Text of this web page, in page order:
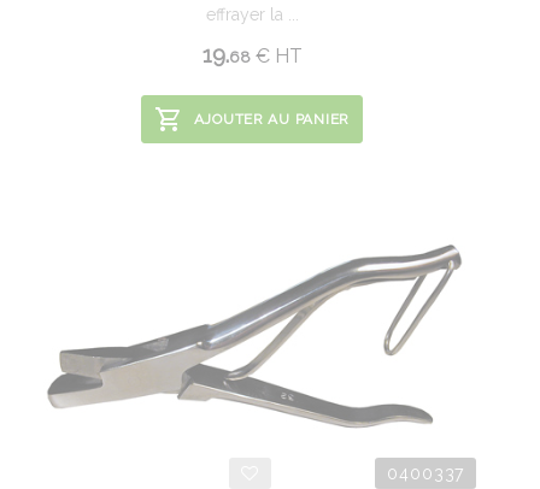
effrayer la ...
19.68 €HT
AJOUTER AU PANIER
0400337